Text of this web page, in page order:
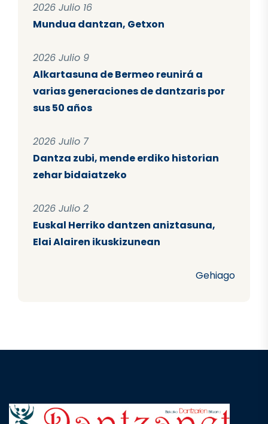
2026 Julio 16
Mundua dantzan, Getxon
2026 Julio 9
Alkartasuna de Bermeo reunirá a
varias generaciones de dantzaris por
sus 50 años
2026 Julio 7
Dantza zubi, mende erdiko historian
zehar bidaiatzeko
2026 Julio 2
Euskal Herriko dantzen aniztasuna,
Elai Alairen ikuskizunean
Gehiago